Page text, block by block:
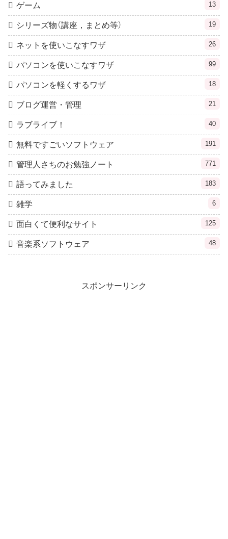
ゲーム 13
シリーズ物（講座，まとめ等） 19
ネットを使いこなすワザ 26
パソコンを使いこなすワザ 99
パソコンを軽くするワザ 18
ブログ運営・管理 21
ラブライブ！ 40
無料ですごいソフトウェア 191
管理人さちのお勉強ノート 771
語ってみました 183
雑学 6
面白くて便利なサイト 125
音楽系ソフトウェア 48
スポンサーリンク